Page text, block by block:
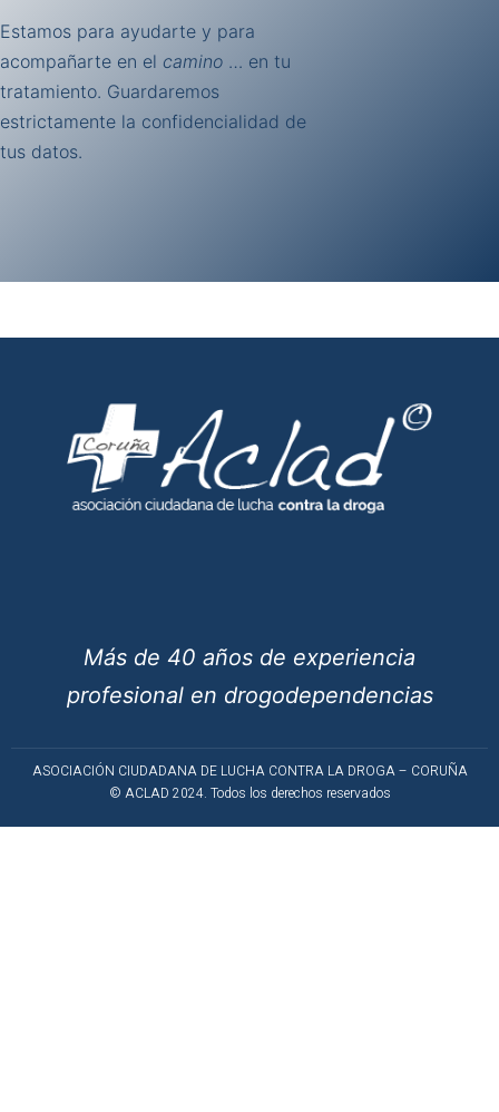
Estamos para ayudarte y para
acompañarte en el camino … en tu
tratamiento. Guardaremos
estrictamente la confidencialidad de
tus datos.
Más de 40 años de experiencia
profesional en drogodependencias
ASOCIACIÓN CIUDADANA DE LUCHA CONTRA LA DROGA – CORUÑA
© ACLAD 2024. Todos los derechos reservados